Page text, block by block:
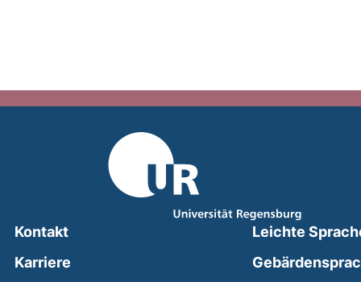
Kontakt
Karriere
Leichte